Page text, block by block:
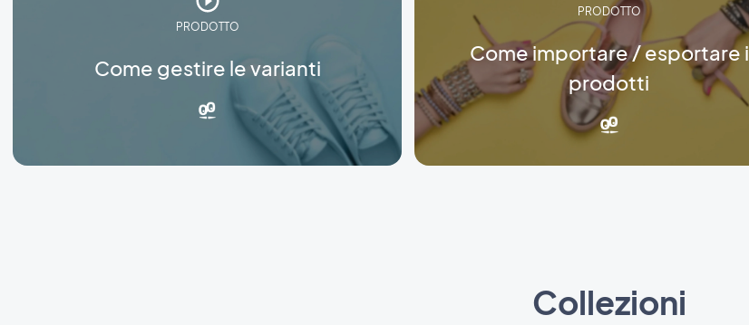
PRODOTTO
Come gestire le varianti
PRODOTTO
Come importare / esportare i
prodotti
Collezioni